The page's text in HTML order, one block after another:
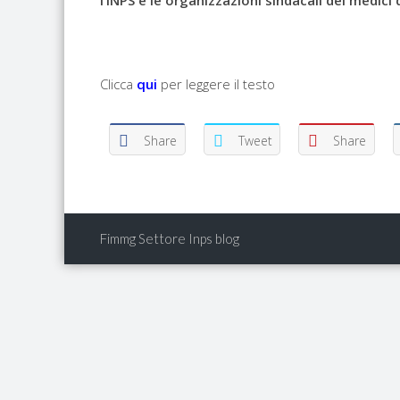
Clicca qui per leggere il testo
Share Tweet Share
Fimmg Settore Inps blog